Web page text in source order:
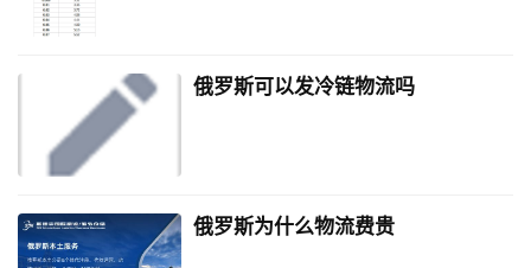
俄罗斯可以发冷链物流吗
俄罗斯为什么物流费贵